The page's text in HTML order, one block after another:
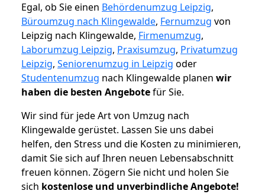
Egal, ob Sie einen Behördenumzug Leipzig,
Büroumzug nach Klingewalde, Fernumzug von
Leipzig nach Klingewalde, Firmenumzug,
Laborumzug Leipzig, Praxisumzug, Privatumzug
Leipzig, Seniorenumzug in Leipzig oder
Studentenumzug nach Klingewalde planen wir
haben die besten Angebotefür Sie.
Wir sind für jede Art von Umzug nach
Klingewalde gerüstet. Lassen Sie uns dabei
helfen, den Stress und die Kosten zu minimieren,
damit Sie sich auf Ihren neuen Lebensabschnitt
freuen können. Zögern Sie nicht und holen Sie
sich kostenlose und unverbindliche Angebote!